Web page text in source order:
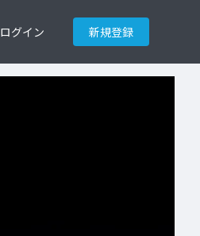
ログイン 新規登録